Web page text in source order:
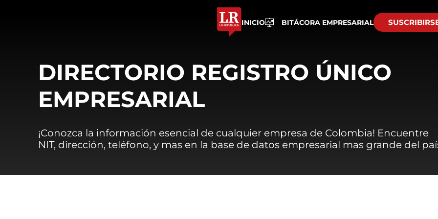
INICIO BITÁCORA EMPRESARIAL
DIRECTORIO REGISTRO ÚNICO
EMPRESARIAL
¡Conozca la información esencial de cualquier empresa de Colombia! Encuentre
NIT, dirección, teléfono, y mas en la base de datos empresarial mas grande del